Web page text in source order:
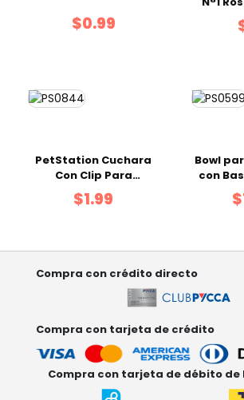
$0.99
PetStation Cuchara
Con Clip Para
Alimento
$1.99
Bowl
con
Compra con crédito directo
Compra con tarjeta de crédito
Compra con tarjeta de débito de